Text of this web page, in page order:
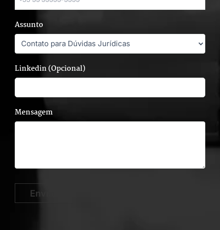
Assunto
Linkedin (Opcional)
Mensagem
Enviar